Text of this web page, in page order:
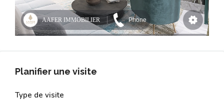
Planifier une visite
Type de visite